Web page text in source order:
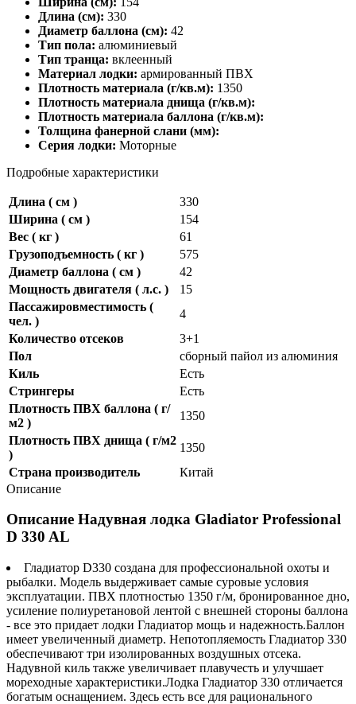
Длина (см): 330
Диаметр баллона (см): 42
Тип пола: алюминиевый
Тип транца: вклеенный
Материал лодки: армированный ПВХ
Плотность материала (г/кв.м): 1350
Плотность материала днища (г/кв.м):
Плотность материала баллона (г/кв.м):
Толщина фанерной слани (мм):
Серия лодки: Моторные
Подробные характеристики
Длина ( см )
330
Ширина ( см )
154
Вес ( кг )
61
Грузоподъемность ( кг )
575
Диаметр баллона ( см )
42
Мощность двигателя ( л.с. )
15
Пассажировместимость (
чел. )
4
Количество отсеков
3+1
Пол
сборный пайол из алюминия
Киль
Есть
Стрингеры
Есть
Плотность ПВХ баллона ( г/
м2 )
1350
Плотность ПВХ днища ( г/м2
)
1350
Страна производитель
Китай
Описание
Описание Надувная лодка Gladiator Professional
D 330 AL
Гладиатор D330 создана для профессиональной охоты и
рыбалки. Модель выдерживает самые суровые условия
эксплуатации. ПВХ плотностью 1350 г/м, бронированное дно,
усиление полиуретановой лентой с внешней стороны баллона
- все это придает лодки Гладиатор мощь и надежность.Баллон
имеет увеличенный диаметр. Непотопляемость Гладиатор 330
обеспечивают три изолированных воздушных отсека.
Надувной киль также увеличивает плавучесть и улучшает
мореходные характеристики.Лодка Гладиатор 330 отличается
богатым оснащением. Здесь есть все для рационального